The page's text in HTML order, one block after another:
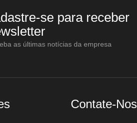
se para receber
as últimas notícias da empresa
Contate-Nos